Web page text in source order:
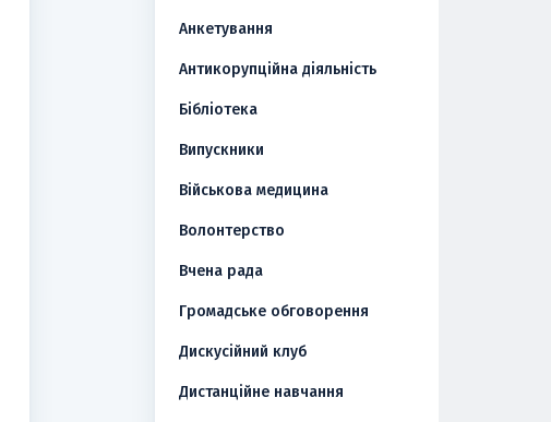
Анкетування
Антикорупційна діяльність
Бібліотека
Випускники
Військова медицина
Волонтерство
Вчена рада
Громадське обговорення
Дискусійний клуб
Дистанційне навчання